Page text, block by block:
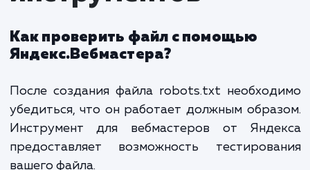
Эти директивы можно комбинировать
User-agent: Yandex Disallow: /private/ Allow:
/public/ User-agent: Googlebot Disallow: /